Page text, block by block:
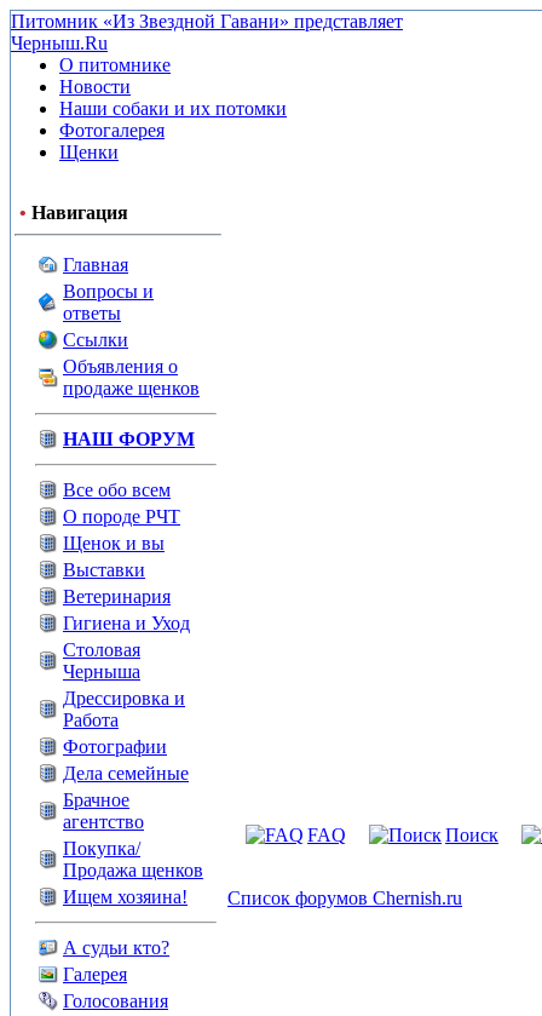
Питомник «Из Звездной Гавани» представляет
Черныш.Ru
О питомнике
Новости
Наши собаки и их потомки
Фотогалерея
Щенки
• Навигация
Главная
Вопросы и
ответы
Ссылки
Объявления о
продаже щенков
НАШ ФОРУМ
Все обо всем
О породе РЧТ
Щенок и вы
Выставки
Ветеринария
Гигиена и Уход
Столовая
Черныша
Дрессировка и
Работа
Фотографии
Дела семейные
Брачное
агентство
Покупка/
Продажа щенков
Ищем хозяина!
А судьи кто?
Галерея
Голосования
FAQ Поиск
Список форумов Chernish.ru